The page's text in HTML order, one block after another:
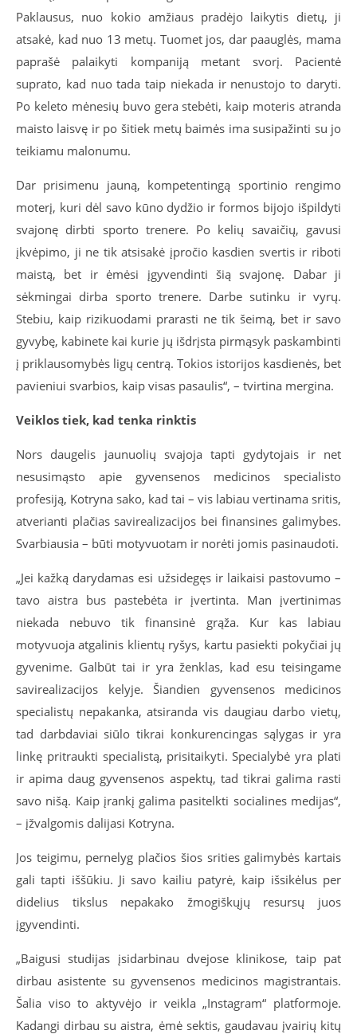
Paklausus, nuo kokio amžiaus pradėjo laikytis dietų, ji
atsakė, kad nuo 13 metų. Tuomet jos, dar paauglės, mama
paprašė palaikyti kompaniją metant svorį. Pacientė
suprato, kad nuo tada taip niekada ir nenustojo to daryti.
Po keleto mėnesių buvo gera stebėti, kaip moteris atranda
maisto laisvę ir po šitiek metų baimės ima susipažinti su jo
teikiamu malonumu.
Dar prisimenu jauną, kompetentingą sportinio rengimo
moterį, kuri dėl savo kūno dydžio ir formos bijojo išpildyti
svajonę dirbti sporto trenere. Po kelių savaičių, gavusi
įkvėpimo, ji ne tik atsisakė įpročio kasdien svertis ir riboti
maistą, bet ir ėmėsi įgyvendinti šią svajonę. Dabar ji
sėkmingai dirba sporto trenere. Darbe sutinku ir vyrų.
Stebiu, kaip rizikuodami prarasti ne tik šeimą, bet ir savo
gyvybę, kabinete kai kurie jų išdrįsta pirmąsyk paskambinti
į priklausomybės ligų centrą. Tokios istorijos kasdienės, bet
pavieniui svarbios, kaip visas pasaulis“, – tvirtina mergina.
Veiklos tiek, kad tenka rinktis
Nors daugelis jaunuolių svajoja tapti gydytojais ir net
nesusimąsto apie gyvensenos medicinos specialisto
profesiją, Kotryna sako, kad tai – vis labiau vertinama sritis,
atverianti plačias savirealizacijos bei finansines galimybes.
Svarbiausia – būti motyvuotam ir norėti jomis pasinaudoti.
„Jei kažką darydamas esi užsidegęs ir laikaisi pastovumo –
tavo aistra bus pastebėta ir įvertinta. Man įvertinimas
niekada nebuvo tik finansinė grąža. Kur kas labiau
motyvuoja atgalinis klientų ryšys, kartu pasiekti pokyčiai jų
gyvenime. Galbūt tai ir yra ženklas, kad esu teisingame
savirealizacijos kelyje. Šiandien gyvensenos medicinos
specialistų nepakanka, atsiranda vis daugiau darbo vietų,
tad darbdaviai siūlo tikrai konkurencingas sąlygas ir yra
linkę pritraukti specialistą, prisitaikyti. Specialybė yra plati
ir apima daug gyvensenos aspektų, tad tikrai galima rasti
savo nišą. Kaip įrankį galima pasitelkti socialines medijas“,
– įžvalgomis dalijasi Kotryna.
Jos teigimu, pernelyg plačios šios srities galimybės kartais
gali tapti iššūkiu. Ji savo kailiu patyrė, kaip išsikėlus per
didelius tikslus nepakako žmogiškųjų resursų juos
įgyvendinti.
„Baigusi studijas įsidarbinau dvejose klinikose, taip pat
dirbau asistente su gyvensenos medicinos magistrantais.
Šalia viso to aktyvėjo ir veikla „Instagram“ platformoje.
Kadangi dirbau su aistra, ėmė sektis, gaudavau įvairių kitų